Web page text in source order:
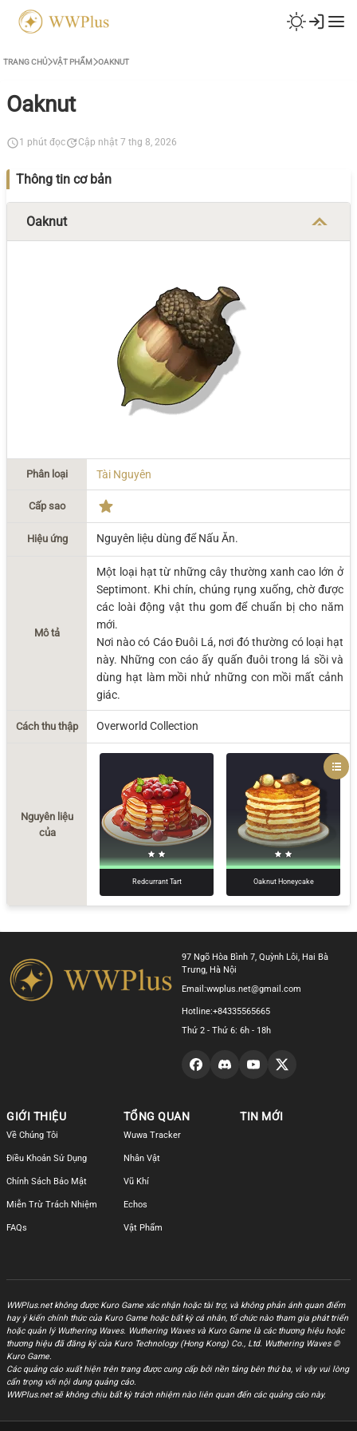
TRANG CHỦ VẬT PHẨM OAKNUT
Oaknut
1 phút đọc Cập nhật 7 thg 8, 2026
Thông tin cơ bản
Oaknut
Phân loại Tài Nguyên
Cấp sao
Hiệu ứng Nguyên liệu dùng để Nấu Ăn.
Mô tả
Một loại hạt từ những cây thường xanh cao lớn ở
Septimont. Khi chín, chúng rụng xuống, chờ được
các loài động vật thu gom để chuẩn bị cho năm
mới.
Nơi nào có Cáo Đuôi Lá, nơi đó thường có loại hạt
này. Những con cáo ấy quấn đuôi trong lá sồi và
dùng hạt làm mồi nhử những con mồi mất cảnh
giác.
Cách thu thập Overworld Collection
Nguyên liệu
của
Redcurrant Tart Oaknut Honeycake
97 Ngõ Hòa Bình 7, Quỳnh Lôi, Hai Bà
Trưng, Hà Nội
Email:wwplus.net@gmail.com
Hotline:+84335565665
Thứ 2 - Thứ 6: 6h - 18h
GIỚI THIỆU
Về Chúng Tôi
Điều Khoản Sử Dụng
Chính Sách Bảo Mật
Miễn Trừ Trách Nhiệm
FAQs
TỔNG QUAN
Wuwa Tracker
Nhân Vật
Vũ Khí
Echos
Vật Phẩm
TIN MỚI
WWPlus.net không được Kuro Game xác nhận hoặc tài trợ, và không phản ánh quan điểm
hay ý kiến chính thức của Kuro Game hoặc bất kỳ cá nhân, tổ chức nào tham gia phát triển
hoặc quản lý Wuthering Waves. Wuthering Waves và Kuro Game là các thương hiệu hoặc
thương hiệu đã đăng ký của Kuro Technology (Hong Kong) Co., Ltd. Wuthering Waves ©
Kuro Game.
Các quảng cáo xuất hiện trên trang được cung cấp bởi nền tảng bên thứ ba, vì vậy vui lòng
cẩn trọng với nội dung quảng cáo.
WWPlus.net sẽ không chịu bất kỳ trách nhiệm nào liên quan đến các quảng cáo này.